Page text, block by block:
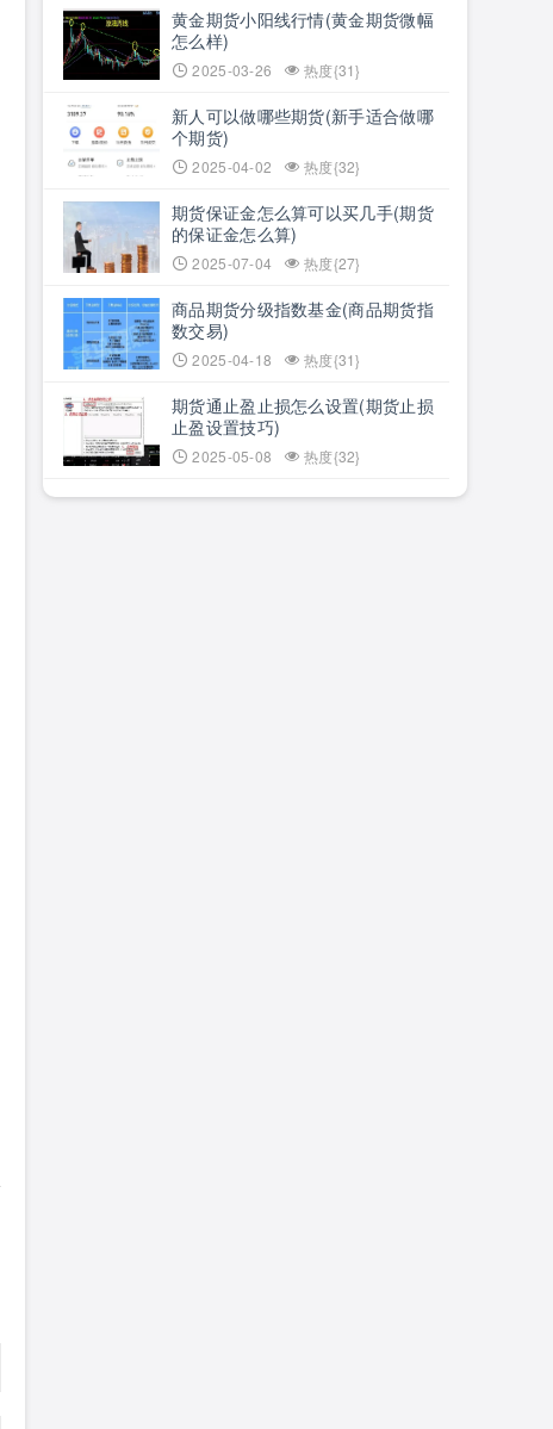
黄金期货小阳线行情(黄金期货微幅
怎么样)
2025-03-26 热度{31}
新人可以做哪些期货(新手适合做哪
个期货)
2025-04-02 热度{32}
期货保证金怎么算可以买几手(期货
的保证金怎么算)
2025-07-04 热度{27}
商品期货分级指数基金(商品期货指
数交易)
2025-04-18 热度{31}
期货通止盈止损怎么设置(期货止损
止盈设置技巧)
2025-05-08 热度{32}